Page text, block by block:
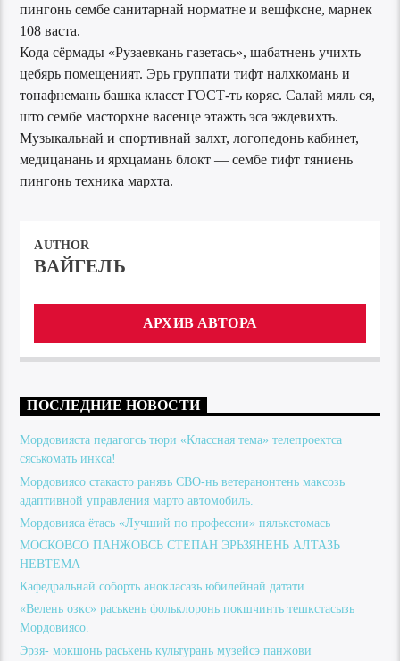
пингонь сембе санитарнай норматне и вешфксне, марнек
108 васта.
Кода сёрмады «Рузаевкань газетась», шабатнень учихть
цебярь помещеният. Эрь группати тифт налхкомань и
тонафнемань башка класст ГОСТ-ть коряс. Салай мяль ся,
што сембе масторхне васенце этажть эса эждевихть.
Музыкальнай и спортивнай залхт, логопедонь кабинет,
медицанань и ярхцамань блокт — сембе тифт тяниень
пингонь техника мархта.
AUTHOR
ВАЙГЕЛЬ
АРХИВ АВТОРА
ПОСЛЕДНИЕ НОВОСТИ
Мордовияста педагогсь тюри «Классная тема» телепроектса
сяськомать инкса!
Мордовиясо стакасто ранязь СВО-нь ветеранонтень максозь
адаптивной управления марто автомобиль.
Мордовияса ётась «Лучший по профессии» пялькстомась
МОСКОВСО ПАНЖОВСЬ СТЕПАН ЭРЬЗЯНЕНЬ АЛТАЗЬ
НЕВТЕМА
Кафедральнай соборть анокласазь юбилейнай датати
«Велень озкс» раськень фольклоронь покшчинть тешкстасызь
Мордовиясо.
Эрзя- мокшонь раськень культурань музейсэ панжови